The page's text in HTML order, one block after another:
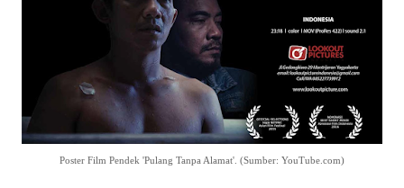
Poster Film Pendek 'Pulang Tanpa Alamat'. (Sumber: YouTube.com)